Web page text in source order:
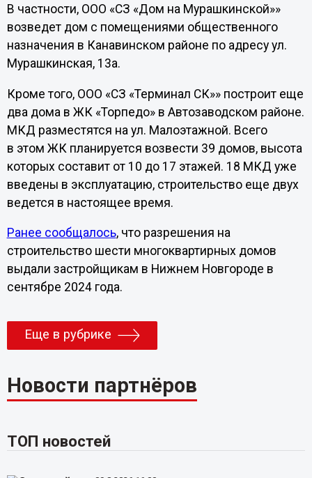
В частности, ООО «СЗ «Дом на Мурашкинской»»
возведет дом с помещениями общественного
назначения в Канавинском районе по адресу ул.
Мурашкинская, 13а.
Кроме того, ООО «СЗ «Терминал СК»» построит еще
два дома в ЖК «Торпедо» в Автозаводском районе.
МКД разместятся на ул. Малоэтажной. Всего
в этом ЖК планируется возвести 39 домов, высота
которых составит от 10 до 17 этажей. 18 МКД уже
введены в эксплуатацию, строительство еще двух
ведется в настоящее время.
Ранее сообщалось, что разрешения на
строительство шести многоквартирных домов
выдали застройщикам в Нижнем Новгороде в
сентябре 2024 года.
Еще в рубрике
Новости партнёров
ТОП новостей